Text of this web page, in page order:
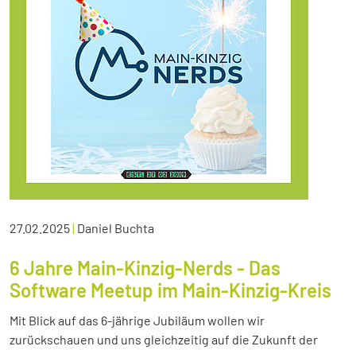
27.02.2025| Daniel Buchta
6 Jahre Main-Kinzig-Nerds - Das
Software Meetup im Main-Kinzig-Kreis
Mit Blick auf das 6-jährige Jubiläum wollen wir
zurückschauen und uns gleichzeitig auf die Zukunft der